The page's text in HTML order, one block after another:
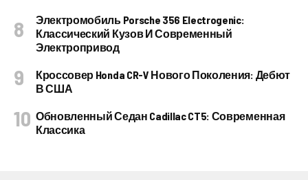
Электромобиль Porsche 356 Electrogenic:
Классический Кузов И Современный
Электропривод
Кроссовер Honda CR-V Нового Поколения: Дебют
В США
Обновленный Седан Cadillac CT5: Современная
Классика